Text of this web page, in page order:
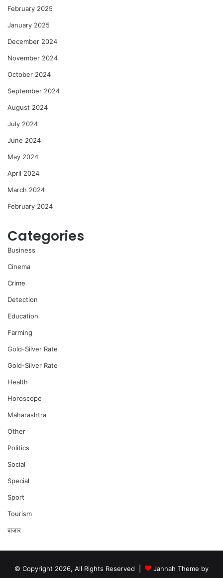
February 2025
January 2025
December 2024
November 2024
October 2024
September 2024
August 2024
July 2024
June 2024
May 2024
April 2024
March 2024
February 2024
Categories
Business
Cinema
Crime
Detection
Education
Farming
Gold-Silver Rate
Gold-Silver Rate
Health
Horoscope
Maharashtra
Other
Politics
Social
Special
Sport
Tourism
बाजार
© Copyright 2026, All Rights Reserved | Jannah Theme by